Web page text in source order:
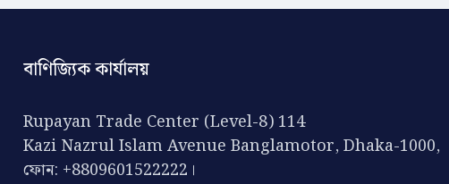
বাণিজ্যিক কার্যালয়
Rupayan Trade Center (Level-8) 114
Kazi Nazrul Islam Avenue Banglamotor, Dhaka-1000,
ফোন: +8809601522222।